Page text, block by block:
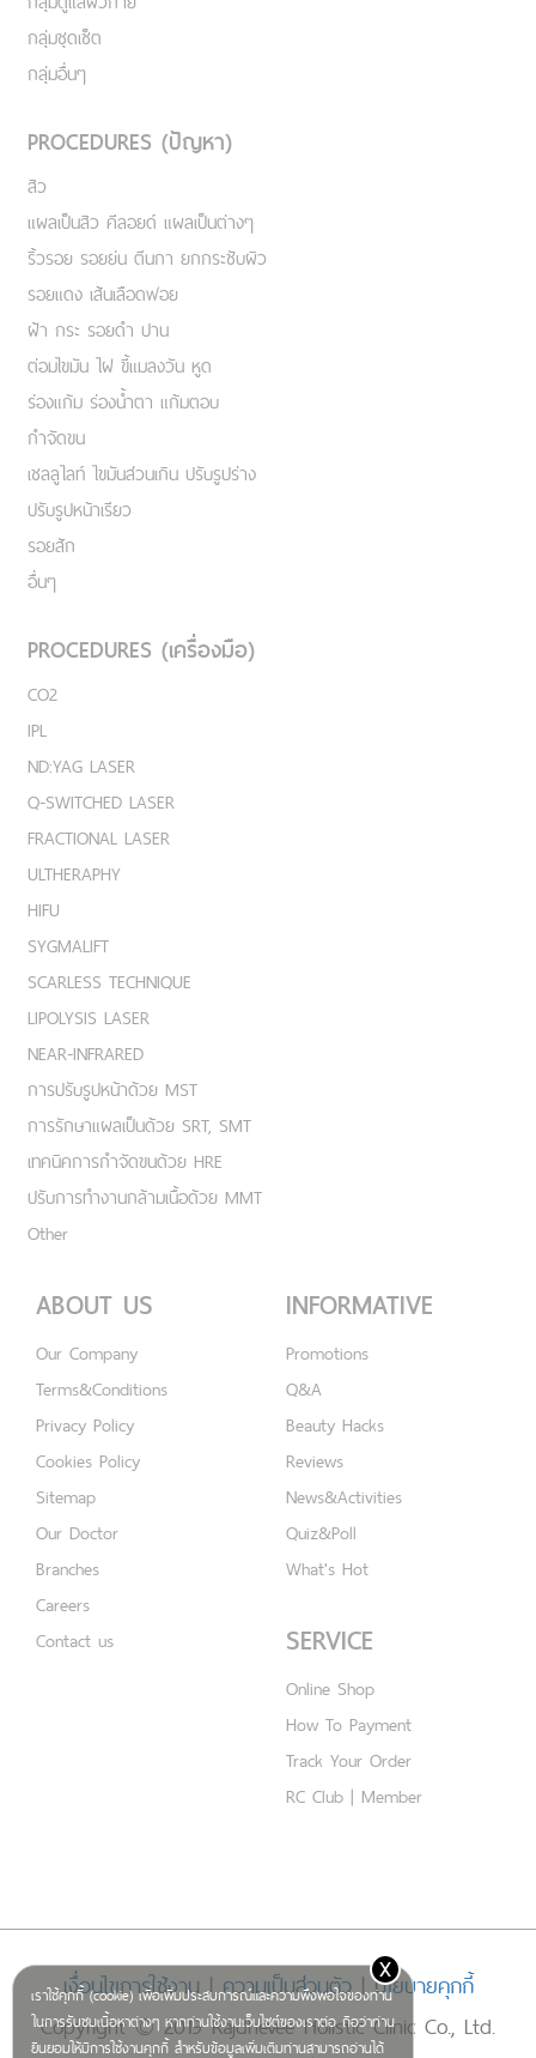
เราใช้คุกกี้ (cookie) เพื่อเพิ่มประสบการณ์และความพึงพอใจของท่าน
ในการรับชมเนื้อหาต่างๆ หากท่านใช้งานเว็บไซต์ของเราต่อ ถือว่าท่าน
ยินยอมให้มีการใช้งานคุกกี้ สำหรับข้อมูลเพิ่มเติมท่านสามารถอ่านได้
x
กลุ่มชุดเซ็ต
กลุ่มอื่นๆ
PROCEDURES (ปัญหา)
สิว
แผลเป็นสิว คีลอยด์ แผลเป็นต่างๆ
ริ้วรอย รอยย่น ตีนกา ยกกระชับผิว
รอยแดง เส้นเลือดฟอย
ฝ้า กระ รอยดำ ปาน
ต่อมไขมัน ไฝ ขี้แมลงวัน หูด
ร่องแก้ม ร่องน้ำตา แก้มตอบ
กำจัดขน
เชลลูไลท์ ไขมันส่วนเกิน ปรับรูปร่าง
ปรับรูปหน้าเรียว
รอยสัก
อื่นๆ
PROCEDURES (เครื่องมือ)
CO2
IPL
ND:YAG LASER
Q-SWITCHED LASER
FRACTIONAL LASER
ULTHERAPHY
HIFU
SYGMALIFT
SCARLESS TECHNIQUE
LIPOLYSIS LASER
NEAR-INFRARED
การปรับรูปหน้าด้วย MST
การรักษาแผลเป็นด้วย SRT, SMT
เทคนิคการกำจัดขนด้วย HRE
ปรับการทำงานกล้ามเนื้อด้วย MMT
Other
ABOUT US
Our Company
Terms&Conditions
Privacy Policy
Cookies Policy
Sitemap
Our Doctor
Branches
Careers
Contact us
INFORMATIVE
Promotions
Q&A
Beauty Hacks
Reviews
News&Activities
Quiz&Poll
What's Hot
SERVICE
Online Shop
How To Payment
Track Your Order
RC Club | Member
เงื่อนไขการใช้งาน|ความเป็นส่วนตัว|นโยบายคุกกี้
Copyright © 2019 Rajdhevee Holistic Clinic Co., Ltd.